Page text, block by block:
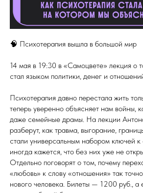
🧠 Психотерапия вышла в большой мир
14 мая в 19:30 в «Самоцвете» лекция о
стал языком политики, денег и
Психотерапия давно перестала жить
теперь уверенно объясняет нам войны,
даже семейные драмы. На лекции
разберут, как травма, выгорание,
стали универсальным набором ключей
иногда кажется, что без них уже не
Отдельно поговорят о том, почему
«любовь» к слову «отношения» так
нового человека. Билеты — 1200 руб., а